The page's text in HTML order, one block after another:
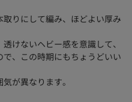
りにして編み、ほどよい厚み
けないヘビー感を意識して、
、この時期にもちょうどいい
が異なります。